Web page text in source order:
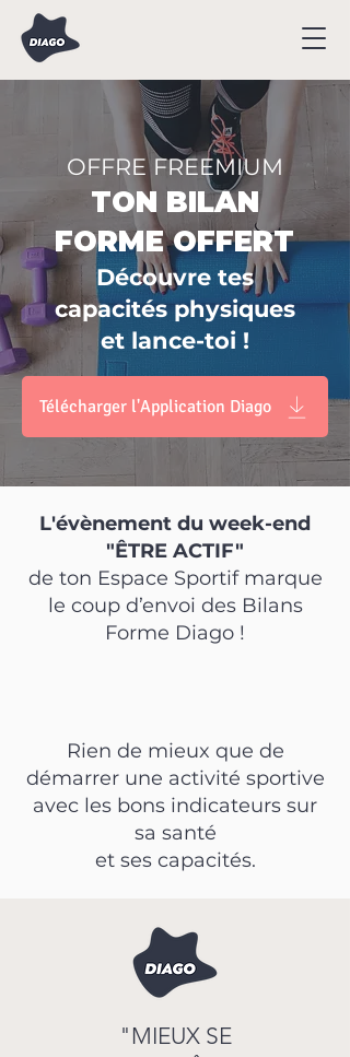
OFFRE FREEMIUM
TON BILAN
FORME OFFERT
Découvre tes
capacités physiques
et lance-toi !
Télécharger l'Application Diago
L'évènement du week-end
"ÊTRE ACTIF"
de ton Espace Sportif marque
le coup d’envoi des Bilans
Forme Diago !
Rien de mieux que de
démarrer une activité sportive
avec les bons indicateurs sur
sa santé
et ses capacités.
"MIEUX SE